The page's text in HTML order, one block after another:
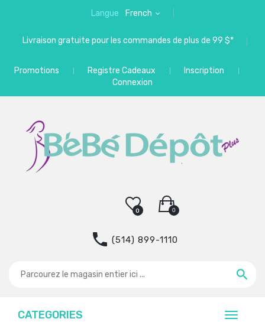
Langue French
Livraison gratuite pour les commandes de plus de 99 $*
Promotions Registre Cadeaux
Inscription
Connexion
0
0
(514) 899-1110
CATEGORIES